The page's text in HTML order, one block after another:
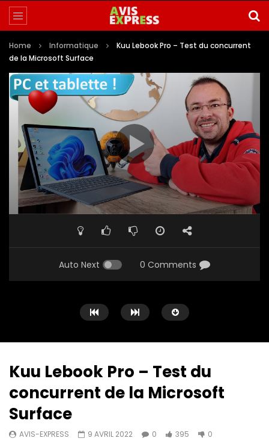
Home Informatique
Kuu Lebook Pro – Test du concurrent
de la Microsoft Surface
Auto Next 0 Comments
Watch Later
❤️ Au TOP des chaise de gaming ?
dispose d’une IA de
Kuu Lebook Pro – Test du
concurrent de la Microsoft
Surface
AVIS-EXPRESS 9 AVRIL 2022 0 395 0